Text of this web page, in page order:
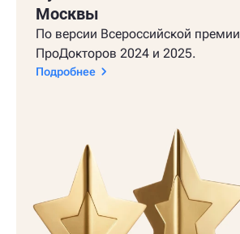
Москвы
По версии Всероссийской премии
ПроДокторов 2024 и 2025.
Подробнее